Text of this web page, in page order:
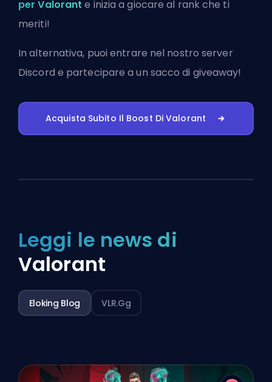
per Valorant e inizia a giocare al rank che ti
meriti!
In alternativa, puoientrare nel nostro server
Discord e partecipare a un sacco di giveaway!
Acquista Subito Il Boost Di Valorant
Leggi le news di
Valorant
Eloking Blog VLR.gg